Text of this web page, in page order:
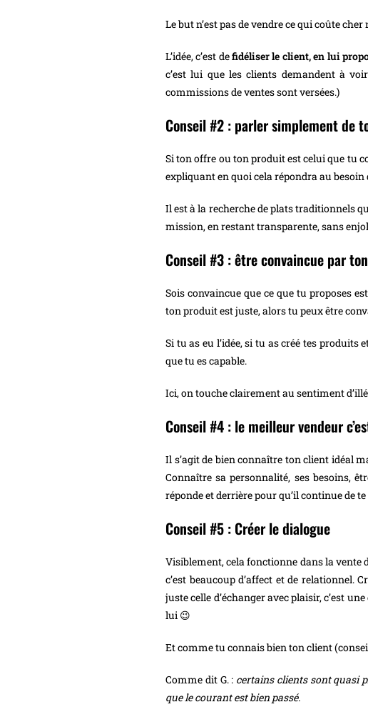
Le but n’est pas de vendre ce qui coûte cher
L’idée, c’est defidéliser le client, en lui
c’est lui que les clients demandent à
commissions de ventes sont versées.)
Conseil #2 : parler simplement de
Si ton offre ou ton produit est celui que tu
expliquant en quoi cela répondra au
Il est à la recherche de plats traditionnels
mission, en restant transparente, sans
Conseil #3 : être convaincue par
Sois convaincue que ce que tu proposes
ton produit est juste, alors tu peux être
Si tu as eu l’idée, si tu as créé tes produits
que tu es capable.
Ici, on touche clairement au sentiment
Conseil #4 : le meilleur vendeur
Il s’agit de bien connaître ton client idéal
Connaître sa personnalité, ses besoins,
réponde et derrière pour qu’il continue de
Conseil #5 : Créer le dialogue
Visiblement, cela fonctionne dans la vente
c’est beaucoup d’affect et de
juste celle d’échanger avec plaisir, c’est
lui 😉
Et comme tu connais bien ton client
Comme dit G. : certains clients sont quasi
que le courant est bien passé.